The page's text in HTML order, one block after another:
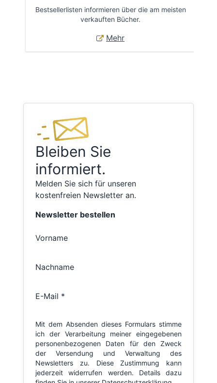
Bestsellerlisten informieren über die am meisten
verkauften Bücher.
Mehr
Bleiben Sie
informiert.
Melden Sie sich für unseren
kostenfreien Newsletter an.